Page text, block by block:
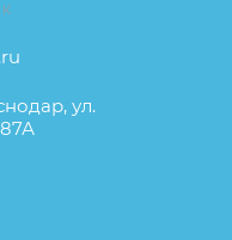
ул.